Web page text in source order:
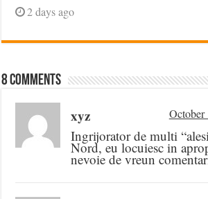
2 days ago
8 comments
xyz October
Ingrijorator de multi
Nord, eu locuiesc in
nevoie de vreun